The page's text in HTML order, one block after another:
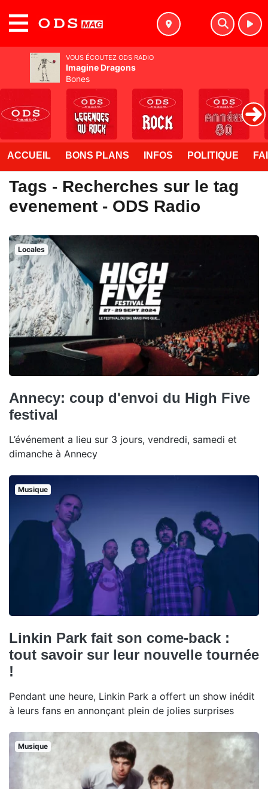
ACCUEIL BONS PLANS INFOS POLITIQUE
Tags - Recherches sur le tag
evenement - ODS Radio
Locales
Annecy: coup d'envoi du High Five
festival
L’événement a lieu sur 3 jours, vendredi, samedi et
dimanche à Annecy
Musique
Linkin Park fait son come-back :
tout savoir sur leur nouvelle tournée
!
Pendant une heure, Linkin Park a offert un show inédit
à leurs fans en annonçant plein de jolies surprises
Musique
VOUS ÉCOUTEZ ODS RADIO
Imagine Dragons
Bones